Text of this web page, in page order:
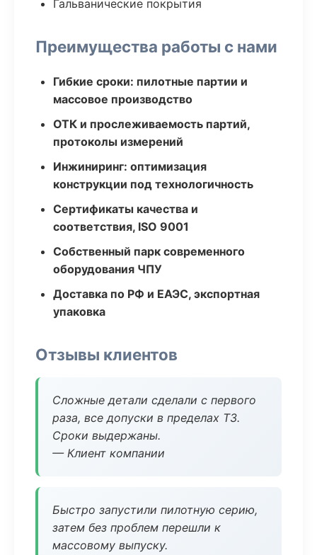
Гальванические покрытия
Преимущества работы с нами
Гибкие сроки: пилотные партии и
массовое производство
ОТК и прослеживаемость партий,
протоколы измерений
Инжиниринг: оптимизация
конструкции под технологичность
Сертификаты качества и
соответствия, ISO 9001
Собственный парк современного
оборудования ЧПУ
Доставка по РФ и ЕАЭС, экспортная
упаковка
Отзывы клиентов
Сложные детали сделали с первого
раза, все допуски в пределах ТЗ.
Сроки выдержаны.
— Клиент компании
Быстро запустили пилотную серию,
затем без проблем перешли к
массовому выпуску.